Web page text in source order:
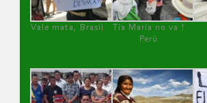
Vale mata, Brasil
Tía María no va !
Perú